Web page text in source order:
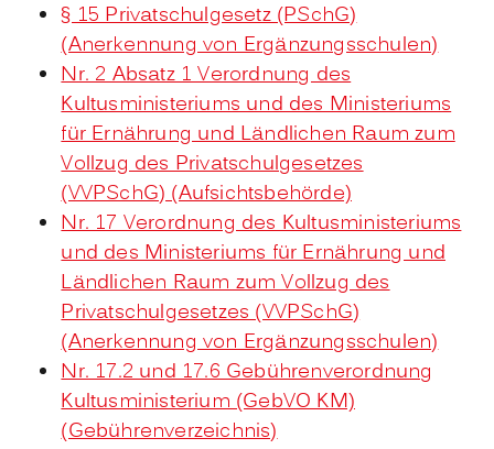
§ 15 Privatschulgesetz (PSchG)
(Anerkennung von Ergänzungsschulen)
Nr. 2 Absatz 1 Verordnung des
Kultusministeriums und des Ministeriums
für Ernährung und Ländlichen Raum zum
Vollzug des Privatschulgesetzes
(VVPSchG) (Aufsichtsbehörde)
Nr. 17 Verordnung des Kultusministeriums
und des Ministeriums für Ernährung und
Ländlichen Raum zum Vollzug des
Privatschulgesetzes (VVPSchG)
(Anerkennung von Ergänzungsschulen)
Nr. 17.2 und 17.6 Gebührenverordnung
Kultusministerium (GebVO KM)
(Gebührenverzeichnis)